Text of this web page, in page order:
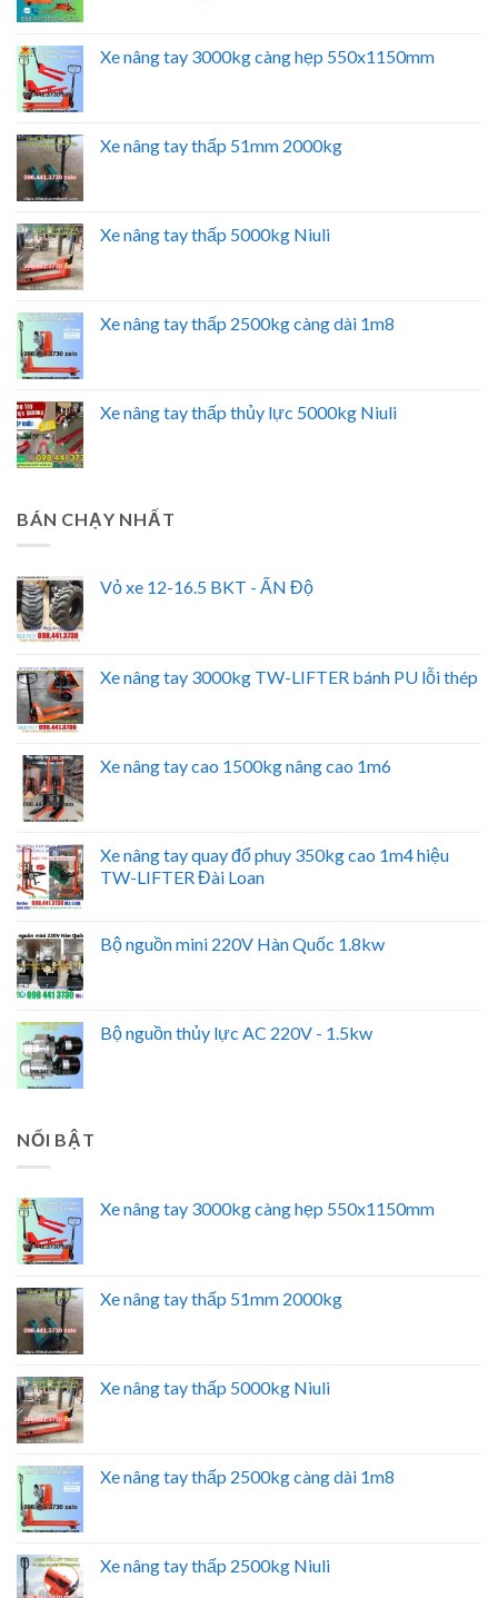
Xe nâng tay 3000kg càng hẹp 550x1150mm
Xe nâng tay thấp 51mm 2000kg
Xe nâng tay thấp 5000kg Niuli
Xe nâng tay thấp 2500kg càng dài 1m8
Xe nâng tay thấp thủy lực 5000kg Niuli
BÁN CHẠY NHẤT
Vỏ xe 12-16.5 BKT - ẤN Độ
Xe nâng tay 3000kg TW-LIFTER bánh PU lỗi thép
Xe nâng tay cao 1500kg nâng cao 1m6
Xe nâng tay quay đổ phuy 350kg cao 1m4 hiệu
TW-LIFTER Đài Loan
Bộ nguồn mini 220V Hàn Quốc 1.8kw
Bộ nguồn thủy lực AC 220V - 1.5kw
NỔI BẬT
Xe nâng tay 3000kg càng hẹp 550x1150mm
Xe nâng tay thấp 51mm 2000kg
Xe nâng tay thấp 5000kg Niuli
Xe nâng tay thấp 2500kg càng dài 1m8
Xe nâng tay thấp 2500kg Niuli